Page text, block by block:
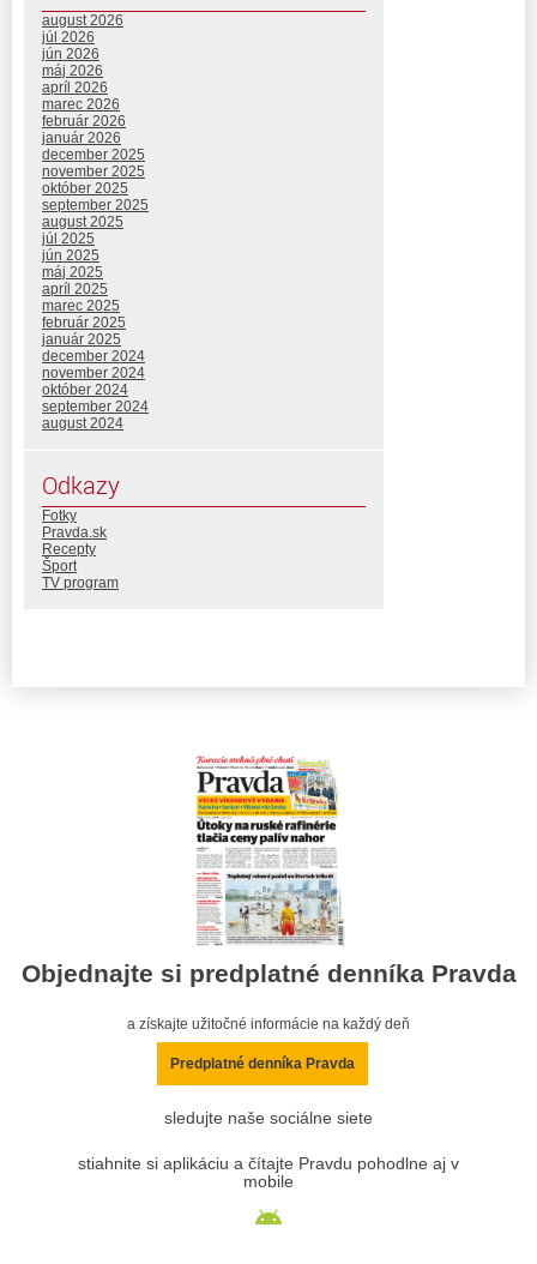
august 2026
júl 2026
jún 2026
máj 2026
apríl 2026
marec 2026
február 2026
január 2026
december 2025
november 2025
október 2025
september 2025
august 2025
júl 2025
jún 2025
máj 2025
apríl 2025
marec 2025
február 2025
január 2025
december 2024
november 2024
október 2024
september 2024
august 2024
Odkazy
Fotky
Pravda.sk
Recepty
Šport
TV program
Objednajte si predplatné denníka Pravda
a získajte užitočné informácie na každý deň
Predplatné denníka Pravda
sledujte naše sociálne siete
stiahnite si aplikáciu a čítajte Pravdu pohodlne aj v
mobile